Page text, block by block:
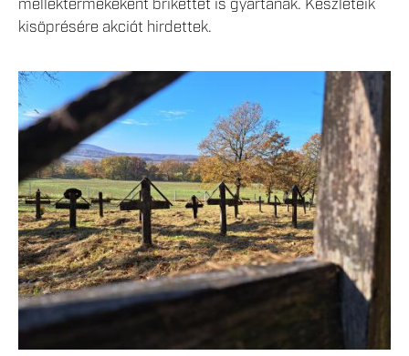
melléktermékeként brikettet is gyártanak. Készleteik
kisöprésére akciót hirdettek.